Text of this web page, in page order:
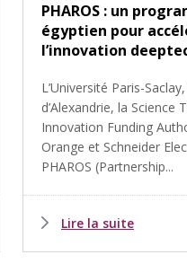
PHAROS : un
égyptien pour
l’innovation
L’Université Paris-
d’Alexandrie, la Science
Innovation Funding
Orange et Schneider
PHAROS (Partnership...
Lire la suite